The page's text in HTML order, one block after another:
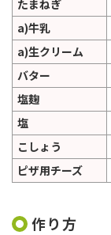
たまねぎ
a)牛乳
a)生クリーム
バター
塩麹
塩
こしょう
ピザ用チーズ
作り方